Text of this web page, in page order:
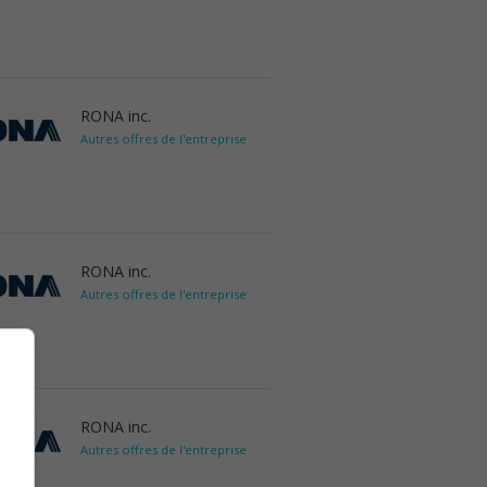
RONA inc.
Autres offres de l'entreprise
RONA inc.
Autres offres de l'entreprise
RONA inc.
Autres offres de l'entreprise